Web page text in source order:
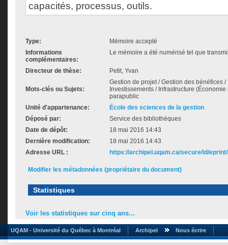
capacités, processus, outils.
Type:
Mémoire accepté
Informations
complémentaires:
Le mémoire a été numérisé tel que
Directeur de thèse: Petit, Yvan
Mots-clés ou Sujets:
Gestion de projet / Gestion des bénéfices
Investissements / Infrastructure
parapublic
Unité d'appartenance:
École des sciences de la gestion
Déposé par:
Service des bibliothèques
Date de dépôt:
18 mai 2016 14:43
Dernière modification:
18 mai 2016 14:43
Adresse URL :
https://archipel.uqam.ca/secure/id/
Modifier les métadonnées (propriétaire du document)
Statistiques
Voir les statistiques sur cinq ans...
UQAM - Université du Québec à Montréal Archipel Nous écrire